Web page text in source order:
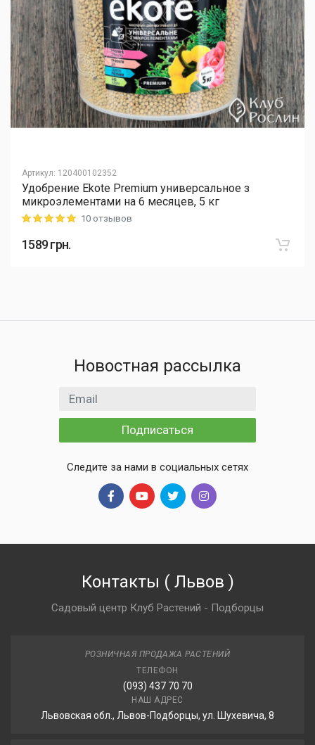
Артикул: 120400102352
Удобрение Ekote Premium универсальное з
микроэлементами на 6 месяцев, 5 кг
Rating: 5 out of 510 отзывов
1589грн.
Новостная рассылка
Email адрес
Подписаться
Следите за нами в социальных сетях
Контакты ( Львов )
Садовый центр Клуб Растений - Подборцы
РОЗНИЧНАЯ ПРОДАЖА РАСТЕНИЙ
ТЕЛЕФОН
(093) 437 70 70
НАШ АДРЕС
Львовская обл., Львов-Подборцы, ул. Шухевича, 8